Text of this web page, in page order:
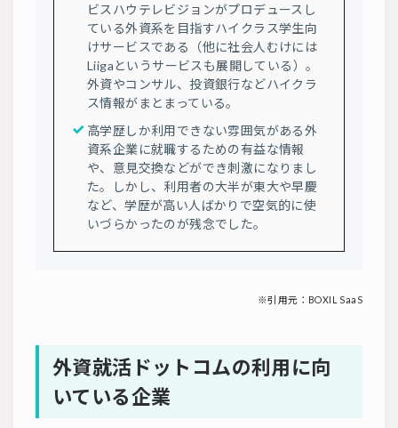
ビスハウテレビジョンがプロデュースし
ている外資系を目指すハイクラス学生向
けサービスである（他に社会人むけには
Liigaというサービスも展開している）。
外資やコンサル、投資銀行などハイクラ
ス情報がまとまっている。
高学歴しか利用できない雰囲気がある外
資系企業に就職するための有益な情報
や、意見交換などができ刺激になりまし
た。しかし、利用者の大半が東大や早慶
など、学歴が高い人ばかりで空気的に使
いづらかったのが残念でした。
※引用元： BOXIL SaaS
外資就活ドットコムの利用に向
いている企業